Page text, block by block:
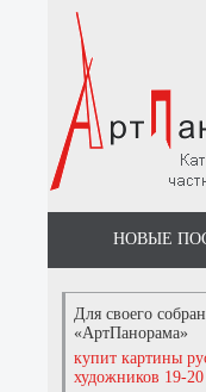
НОВЫЕ
Для своего
«АртПанорама»
купит картины
художников 19-20